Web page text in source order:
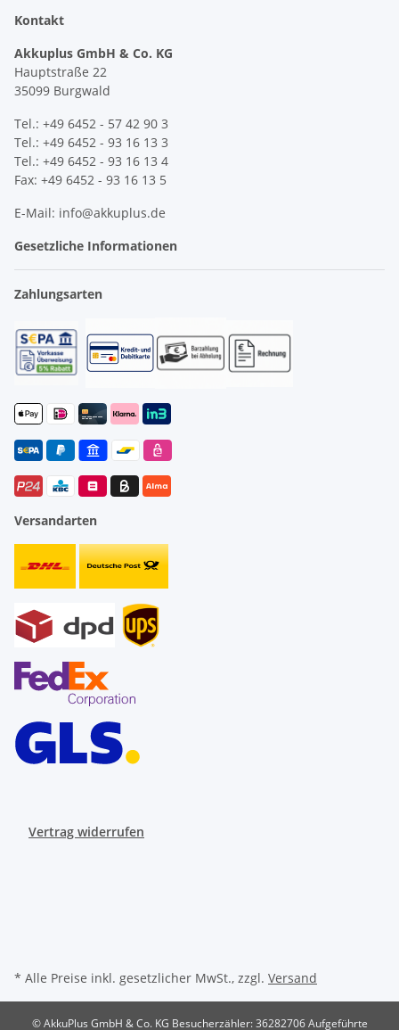
Kontakt
Akkuplus GmbH & Co. KG
Hauptstraße 22
35099 Burgwald
Tel.: +49 6452 - 57 42 90 3
Tel.: +49 6452 - 93 16 13 3
Tel.: +49 6452 - 93 16 13 4
Fax: +49 6452 - 93 16 13 5
E-Mail: info@akkuplus.de
Gesetzliche Informationen
Zahlungsarten
Versandarten
Vertrag widerrufen
* Alle Preise inkl. gesetzlicher MwSt., zzgl. Versand
© AkkuPlus GmbH & Co. KG Besucherzähler: 36282706Aufgeführte